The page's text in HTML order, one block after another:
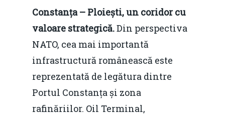
Constanța – Ploiești, un coridor cu
valoare strategică.Din perspectiva
NATO, cea mai importantă
infrastructură românească este
reprezentată de legătura dintre
Portul Constanța și zona
rafinăriilor. Oil Terminal,
Martie 2015